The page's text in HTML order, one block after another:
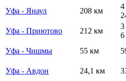
Уфа - Янаул
208 км
4
Уфа - Приютово
212 км
3
Уфа - Чишмы
55 км
Уфа - Авдон
24,1 км